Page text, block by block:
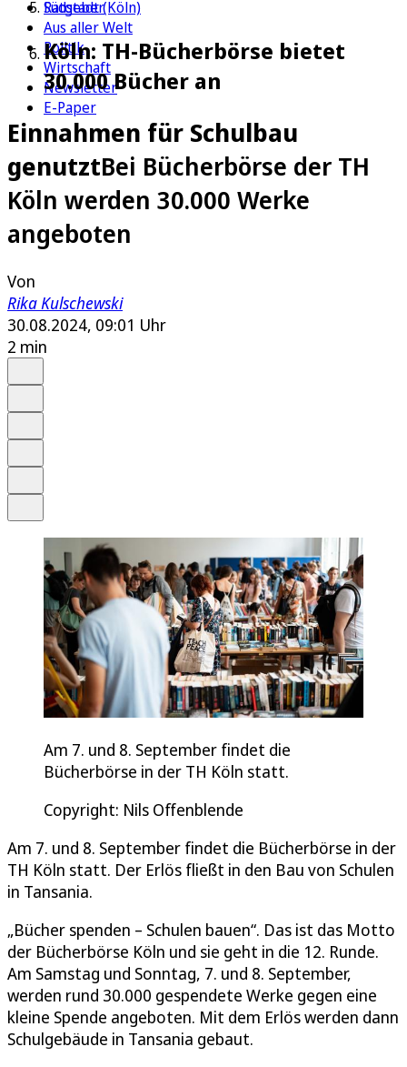
Ratgeber
Aus aller Welt
Politik
Wirtschaft
Newsletter
E-Paper
Südstadt (Köln)
Köln: TH-Bücherbörse bietet
30.000 Bücher an
Einnahmen für Schulbau
genutztBei Bücherbörse der TH
Köln werden 30.000 Werke
angeboten
Von
Rika Kulschewski
30.08.2024, 09:01 Uhr
2 min
Am 7. und 8. September findet die
Bücherbörse in der TH Köln statt.
Copyright: Nils Offenblende
Am 7. und 8. September findet die Bücherbörse in der
TH Köln statt. Der Erlös fließt in den Bau von Schulen
in Tansania.
„Bücher spenden – Schulen bauen“. Das ist das Motto
der Bücherbörse Köln und sie geht in die 12. Runde.
Am Samstag und Sonntag, 7. und 8. September,
werden rund 30.000 gespendete Werke gegen eine
kleine Spende angeboten. Mit dem Erlös werden dann
Schulgebäude in Tansania gebaut.